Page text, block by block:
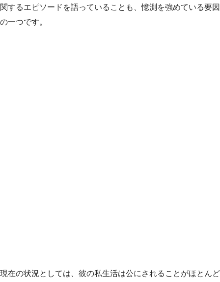
関するエピソードを語っていることも、憶測を強めている要因
の一つです。
現在の状況としては、彼の私生活は公にされることがほとんど